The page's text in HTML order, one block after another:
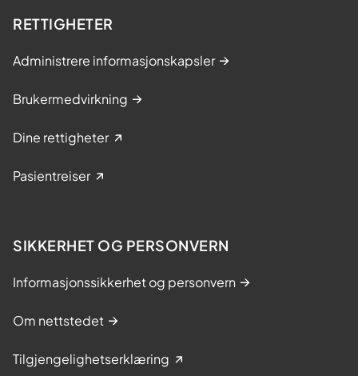
RETTIGHETER
Administrere informasjonskapsler
Brukermedvirkning
Dine rettigheter
Pasientreiser
SIKKERHET OG PERSONVERN
Informasjonssikkerhet og personvern
Om nettstedet
Tilgjengelighetserklæring